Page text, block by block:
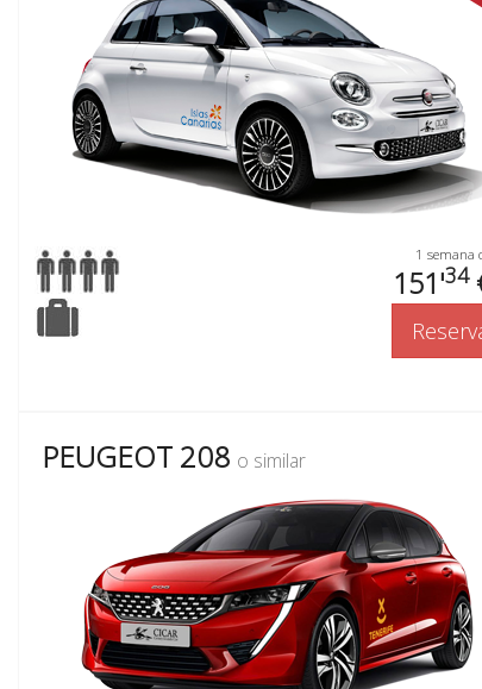
1 semana
151'34
PEUGEOT 208 o similar